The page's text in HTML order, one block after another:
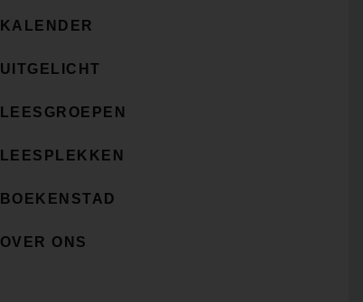
KALENDER
UITGELICHT
LEESGROEPEN
LEESPLEKKEN
BOEKENSTAD
OVER ONS